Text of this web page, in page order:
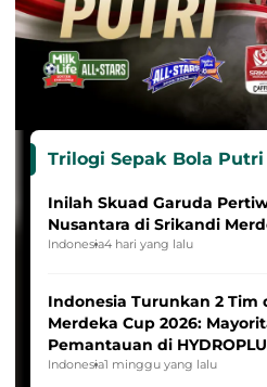
Trilogi Sepak Bola Putri
Inilah Skuad Garuda
Nusantara di Srikandi
Indonesia4 hari yang lalu
Indonesia Turunkan 2 Tim
Merdeka Cup 2026:
Pemantauan di
League
Indonesia1 minggu yang lalu